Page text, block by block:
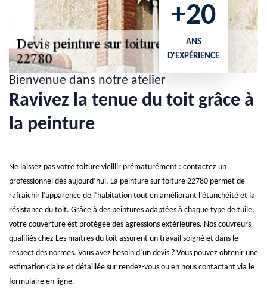
+20
ANS
D'EXPÉRIENCE
Bienvenue dans notre atelier
Ravivez la tenue du toit grâce à
la peinture
Ne laissez pas votre toiture vieillir prématurément : contactez un
professionnel dès aujourd’hui. La peinture sur toiture 22780 permet de
rafraîchir l’apparence de l’habitation tout en améliorant l’étanchéité et la
résistance du toit. Grâce à des peintures adaptées à chaque type de tuile,
votre couverture est protégée des agressions extérieures. Nos couvreurs
qualifiés chez Les maîtres du toit assurent un travail soigné et dans le
respect des normes. Vous avez besoin d’un devis ? Vous pouvez obtenir une
estimation claire et détaillée sur rendez-vous ou en nous contactant via le
formulaire en ligne.